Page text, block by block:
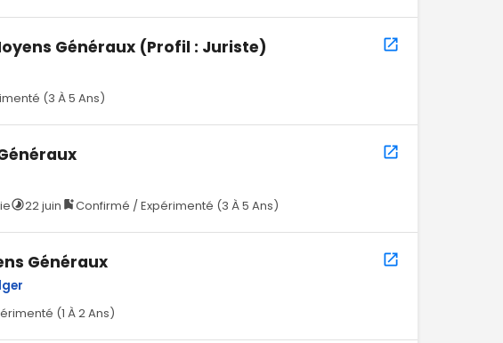
Généraux (Profil : Juriste)
(3 À 5 Ans)
22 juin Confirmé / Expérimenté (3 À 5 Ans)
Généraux
(1 À 2 Ans)